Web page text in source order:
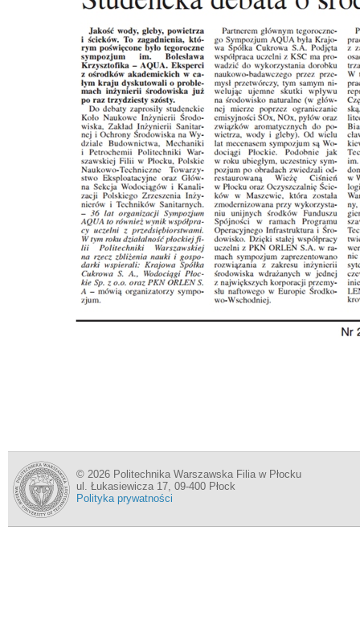
© 2026 Politechnika Warszawska Filia w Płocku
ul. Łukasiewicza 17, 09-400 Płock
Polityka prywatności